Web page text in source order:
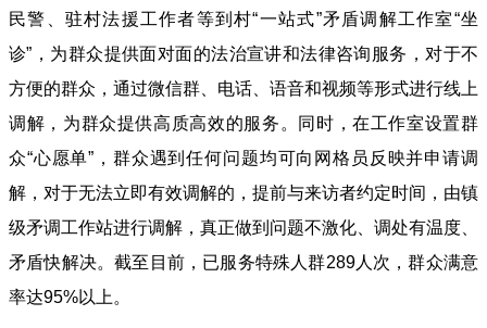
民警、驻村法援工作者等到村“一站式”矛盾调解工作室“坐
诊”，为群众提供面对面的法治宣讲和法律咨询服务，对于不
方便的群众，通过微信群、电话、语音和视频等形式进行线上
调解，为群众提供高质高效的服务。同时，在工作室设置群
众“心愿单”，群众遇到任何问题均可向网格员反映并申请调
解，对于无法立即有效调解的，提前与来访者约定时间，由镇
级矛调工作站进行调解，真正做到问题不激化、调处有温度、
矛盾快解决。截至目前，已服务特殊人群289人次，群众满意
率达95%以上。